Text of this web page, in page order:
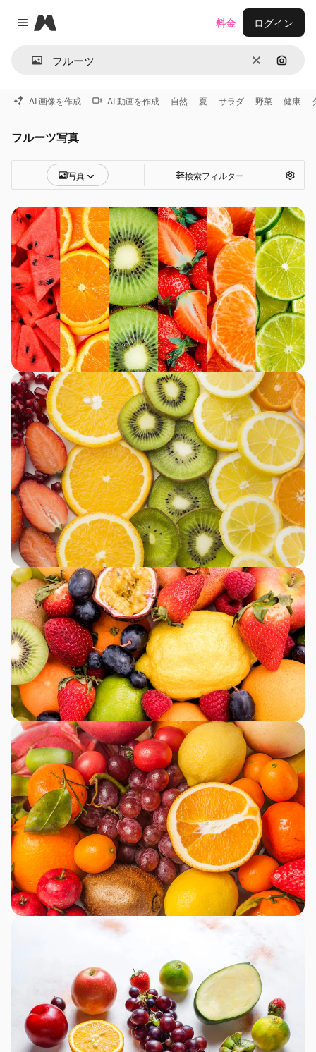
Close menu
Magnific
消去 画像で
料金 ログイン
AI 画像を作成 AI 動画を作成 自然 夏 サラダ 野菜 健康
フルーツ写真
写真 検索フィルター